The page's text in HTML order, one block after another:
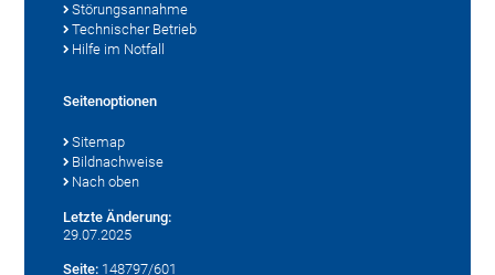
Störungsannahme
Technischer Betrieb
Hilfe im Notfall
Seitenoptionen
Sitemap
Bildnachweise
Nach oben
Letzte Änderung:
29.07.2025
Seite: 148797/601